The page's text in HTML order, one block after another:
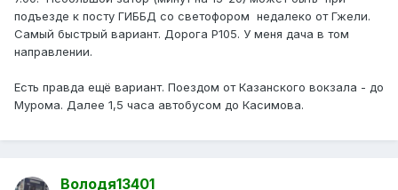
подъезде к посту ГИББД со светофором недалеко от Гжели.
Самый быстрый вариант. Дорога Р105. У меня дача в том
направлении.
Есть правда ещё вариант. Поездом от Казанского вокзала - до
Мурома. Далее 1,5 часа автобусом до Касимова.
Володя13401